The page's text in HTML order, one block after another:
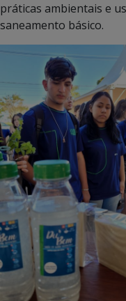
práticas ambientais e
saneamento básico.